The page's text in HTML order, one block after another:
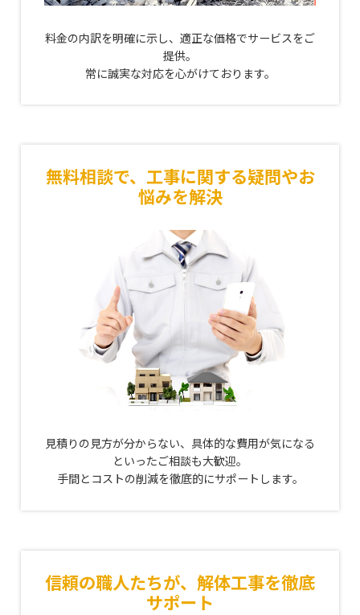
料金の内訳を明確に示し、適正な価格でサービスをご
提供。
常に誠実な対応を心がけております。
無料相談で、工事に関する疑問やお
悩みを解決
見積りの見方が分からない、具体的な費用が気になる
といったご相談も大歓迎。
手間とコストの削減を徹底的にサポートします。
信頼の職人たちが、解体工事を徹底
サポート